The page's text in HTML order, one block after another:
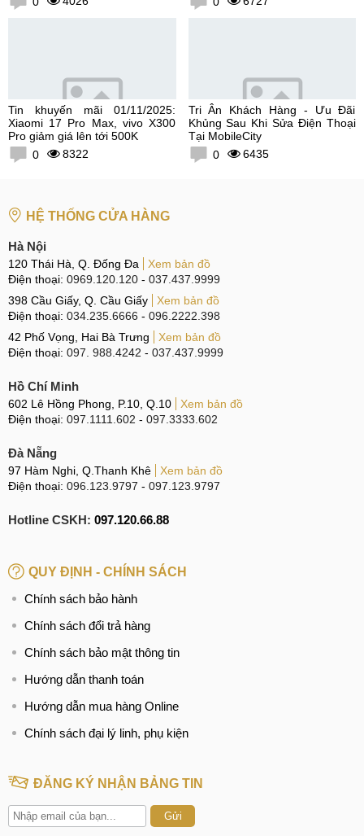
Tin khuyến mãi 01/11/2025:
Xiaomi 17 Pro Max, vivo X300
Pro giảm giá lên tới 500K
0
8322
Tri Ân Khách Hàng - Ưu Đãi
Khủng Sau Khi Sửa Điện Thoại
Tại MobileCity
0
6435
HỆ THỐNG CỬA HÀNG
Hà Nội
120 Thái Hà, Q. Đống Đa
Xem bản đồ
Điện thoại: 0969.120.120 - 037.437.9999
398 Cầu Giấy, Q. Cầu Giấy
Xem bản đồ
Điện thoại: 034.235.6666 - 096.2222.398
42 Phố Vọng, Hai Bà Trưng
Xem bản đồ
Điện thoại: 097. 988.4242 - 037.437.9999
Hồ Chí Minh
602 Lê Hồng Phong, P.10, Q.10
Xem bản đồ
Điện thoại: 097.1111.602 - 097.3333.602
Đà Nẵng
97 Hàm Nghi, Q.Thanh Khê
Xem bản đồ
Điện thoại: 096.123.9797 - 097.123.9797
Hotline CSKH: 097.120.66.88
QUY ĐỊNH - CHÍNH SÁCH
Chính sách bảo hành
Chính sách đổi trả hàng
Chính sách bảo mật thông tin
Hướng dẫn thanh toán
Hướng dẫn mua hàng Online
Chính sách đại lý linh, phụ kiện
ĐĂNG KÝ NHẬN BẢNG TIN
Gửi